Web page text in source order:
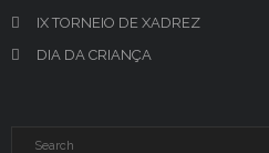
IX TORNEIO DE XADREZ
DIA DA CRIANÇA